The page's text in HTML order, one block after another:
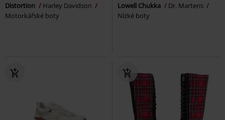
Distortion
Harley Davidson
Motorkářské boty
Lowell Chukka
Dr. Martens
Nízké boty